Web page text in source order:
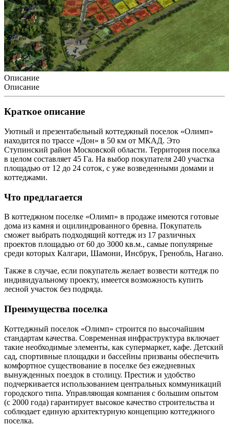
Описание
Описание
Краткое описание
Уютный и презентабельный коттеджный поселок «Олимп»
находится по трассе «Дон» в 50 км от МКАД. Это
Ступинский район Московской области. Территория поселка
в целом составляет 45 Га. На выбор покупателя 240 участка
площадью от 12 до 24 соток, с уже возведенными домами и
коттеджами.
Что предлагается
В коттеджном поселке «Олимп» в продаже имеются готовые
дома из камня и оцилиндрованного бревна. Покупатель
сможет выбрать подходящий коттедж из 17 различных
проектов площадью от 60 до 3000 кв.м., самые популярные
среди которых Калгари, Шамони, Инсбрук, Гренобль, Нагано.
Также в случае, если покупатель желает возвести коттедж по
индивидуальному проекту, имеется возможность купить
лесной участок без подряда.
Преимущества поселка
Коттеджный поселок «Олимп» строится по высочайшим
стандартам качества. Современная инфраструктура включает
такие необходимые элементы, как супермаркет, кафе. Детский
сад, спортивные площадки и бассейны призваны обеспечить
комфортное существование в поселке без ежедневных
вынужденных поездок в столицу. Престиж и удобство
подчеркивается использованием центральных коммуникаций
городского типа. Управляющая компания с большим опытом
(с 2000 года) гарантирует высокое качество строительства и
соблюдает единую архитектурную концепцию коттеджного
поселка.